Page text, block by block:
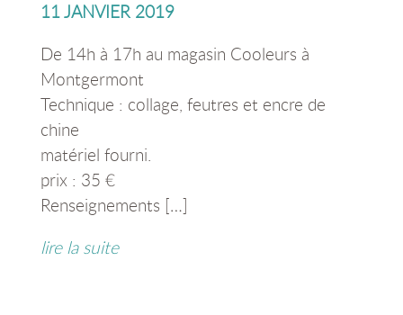
11 JANVIER 2019
De 14h à 17h au magasin Cooleurs à
Montgermont
Technique : collage, feutres et encre de
chine
matériel fourni.
prix : 35 €
Renseignements […]
lire la suite